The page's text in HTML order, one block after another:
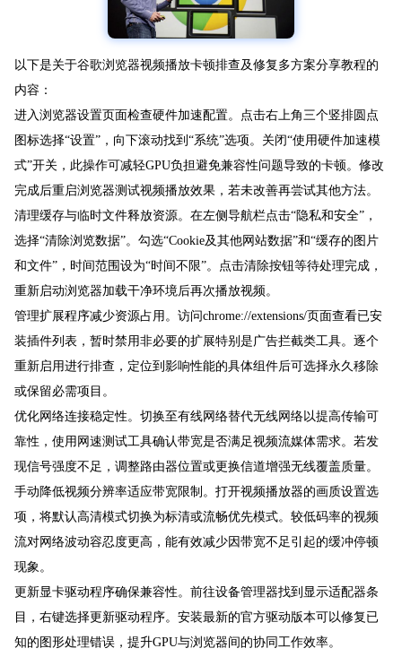
以下是关于谷歌浏览器视频播放卡顿排查及修复多方案分享教程的
内容：
进入浏览器设置页面检查硬件加速配置。点击右上角三个竖排圆点
图标选择“设置”，向下滚动找到“系统”选项。关闭“使用硬件加速模
式”开关，此操作可减轻GPU负担避免兼容性问题导致的卡顿。修改
完成后重启浏览器测试视频播放效果，若未改善再尝试其他方法。
清理缓存与临时文件释放资源。在左侧导航栏点击“隐私和安全”，
选择“清除浏览数据”。勾选“Cookie及其他网站数据”和“缓存的图片
和文件”，时间范围设为“时间不限”。点击清除按钮等待处理完成，
重新启动浏览器加载干净环境后再次播放视频。
管理扩展程序减少资源占用。访问chrome://extensions/页面查看已安
装插件列表，暂时禁用非必要的扩展特别是广告拦截类工具。逐个
重新启用进行排查，定位到影响性能的具体组件后可选择永久移除
或保留必需项目。
优化网络连接稳定性。切换至有线网络替代无线网络以提高传输可
靠性，使用网速测试工具确认带宽是否满足视频流媒体需求。若发
现信号强度不足，调整路由器位置或更换信道增强无线覆盖质量。
手动降低视频分辨率适应带宽限制。打开视频播放器的画质设置选
项，将默认高清模式切换为标清或流畅优先模式。较低码率的视频
流对网络波动容忍度更高，能有效减少因带宽不足引起的缓冲停顿
现象。
更新显卡驱动程序确保兼容性。前往设备管理器找到显示适配器条
目，右键选择更新驱动程序。安装最新的官方驱动版本可以修复已
知的图形处理错误，提升GPU与浏览器间的协同工作效率。